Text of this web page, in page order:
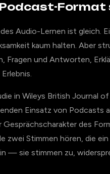
Audio-Lernen ist gleich.
kaum halten. Aber
Fragen und Antworten,
in Wileys British Journal
Einsatz von Podcasts
Gesprächscharakter des
zwei Stimmen hören, die
— sie stimmen zu,